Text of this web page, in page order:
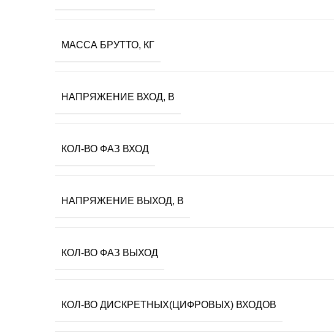
МАССА БРУТТО, КГ
НАПРЯЖЕНИЕ ВХОД, В
КОЛ-ВО ФАЗ ВХОД
НАПРЯЖЕНИЕ ВЫХОД, В
КОЛ-ВО ФАЗ ВЫХОД
КОЛ-ВО ДИСКРЕТНЫХ(ЦИФРОВЫХ) ВХОДОВ